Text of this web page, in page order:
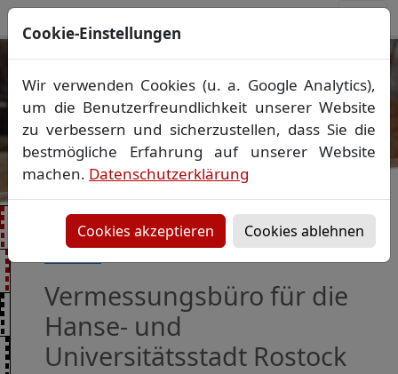
Qualität mit Maß
Ihr Vermessungsbüro in Mecklenburg-
Vorpommern
Lageplan Absteckung?Bauvermessung ?
Gebäudeeinmessung
Grenzfeststellung
Flurstücksbildung bzw.
Teilung
Laserscanning?Grundriss?
Wohnflächenberechnung
?3D-Modell
Vorheriges Bild
Vermessungsbüro für die
Hanse- und
Universitätsstadt Rostock
Cookie-Einstellungen
Wir verwenden Cookies (u. a. Google Analytics),
um die Benutzerfreundlichkeit unserer Website
zu verbessern und sicherzustellen, dass Sie die
bestmögliche Erfahrung auf unserer Website
machen. Datenschutzerklärung
Cookies akzeptieren Cookies ablehnen